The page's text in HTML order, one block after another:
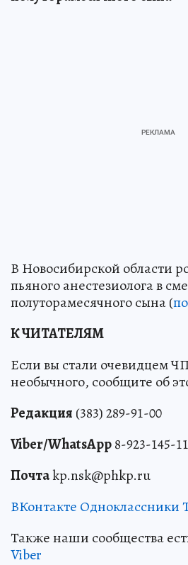
В Новосибирской области
пьяного анестезиолога в
полуторамесячного сына (
К ЧИТАТЕЛЯМ
Если вы стали очевидцем
необычного, сообщите об
Редакция (383) 289-91-00
Viber/WhatsApp8-923-145-
Почтаkp.nsk@phkp.ru
ВКонтакте Одноклассники
Также наши сообщества
Viber